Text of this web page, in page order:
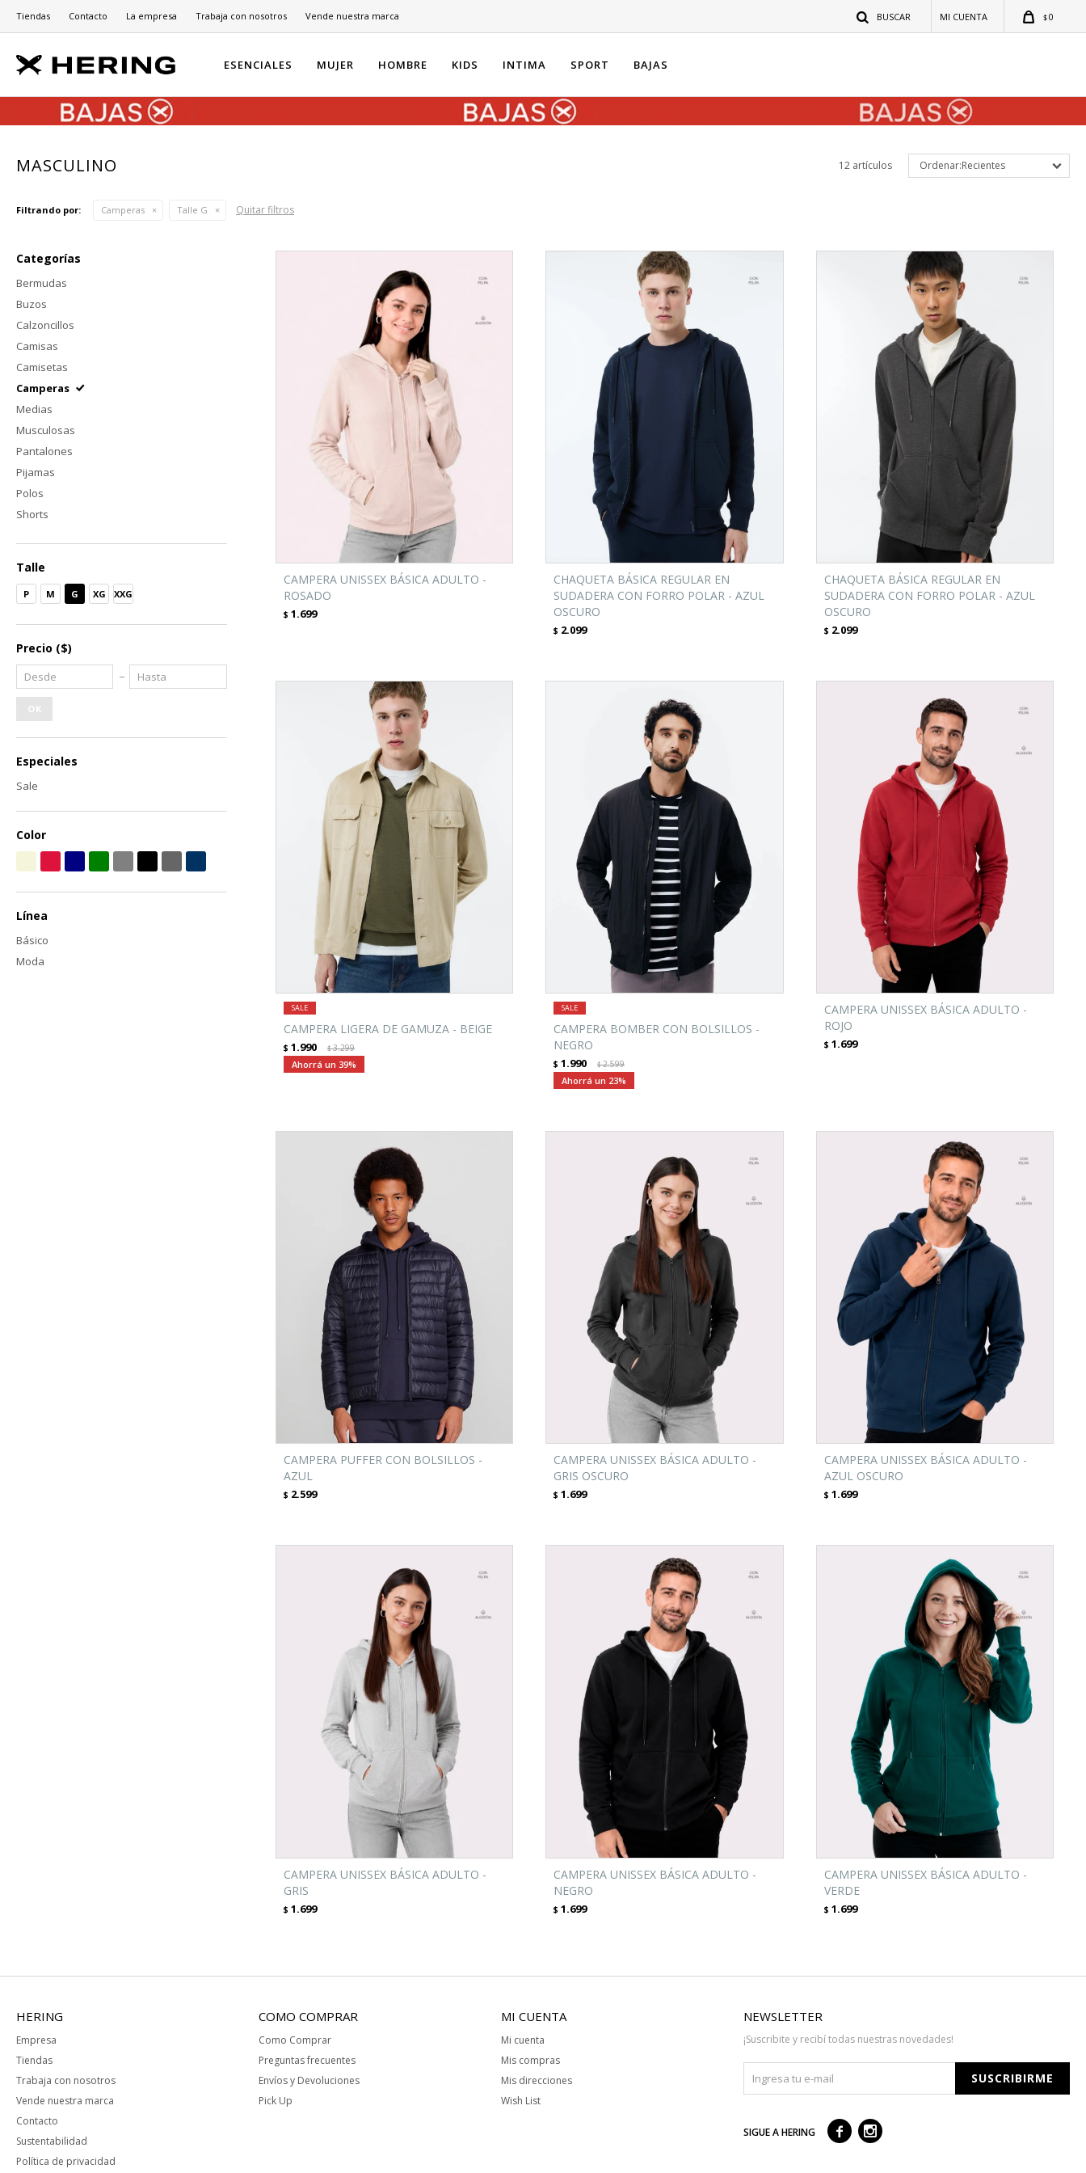
ESENCIALES MUJER HOMBRE KIDS INTIMA SPORT BAJAS
$0
Tiendas Contacto La empresa Trabaja con nosotros Vende nuestra marca
MASCULINO 12 artículos Recientes
Filtrando por: Camperas Talle G Quitar filtros
CAMPERA UNISSEX BÁSICA ADULTO -
ROSADO
$ 1.699
CHAQUETA BÁSICA REGULAR EN
SUDADERA CON FORRO POLAR - AZUL
OSCURO
$ 2.099
CHAQUETA BÁSICA REGULAR EN
SUDADERA CON FORRO POLAR - AZUL
OSCURO
$ 2.099
CAMPERA LIGERA DE GAMUZA - BEIGE
$ 1.990 $3.299
39
CAMPERA BOMBER CON BOLSILLOS -
NEGRO
$ 1.990 $2.599
23
CAMPERA UNISSEX BÁSICA ADULTO -
ROJO
$ 1.699
CAMPERA PUFFER CON BOLSILLOS -
AZUL
$ 2.599
CAMPERA UNISSEX BÁSICA ADULTO -
GRIS OSCURO
$ 1.699
CAMPERA UNISSEX BÁSICA ADULTO -
AZUL OSCURO
$ 1.699
CAMPERA UNISSEX BÁSICA ADULTO -
GRIS
$ 1.699
CAMPERA UNISSEX BÁSICA ADULTO -
NEGRO
$ 1.699
CAMPERA UNISSEX BÁSICA ADULTO -
VERDE
$ 1.699
Categorías
Bermudas
Buzos
Calzoncillos
Camisas
Camisetas
Camperas
Medias
Musculosas
Pantalones
Pijamas
Polos
Shorts
Talle
P M G XG XXG
Precio ($)
OK
Especiales
Sale
Color
Línea
Básico
Moda
HERING
Empresa
Tiendas
Trabaja con nosotros
Vende nuestra marca
Contacto
Sustentabilidad
Política de privacidad
COMO COMPRAR
Como Comprar
Preguntas frecuentes
Envíos y Devoluciones
Pick Up
MI CUENTA
Mi cuenta
Mis compras
Mis direcciones
Wish List
NEWSLETTER
¡Suscribite y recibí todas nuestras novedades!
SUSCRIBIRME
SIGUE A HERING  